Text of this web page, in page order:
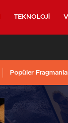
TEKNOLOJI
Popüler